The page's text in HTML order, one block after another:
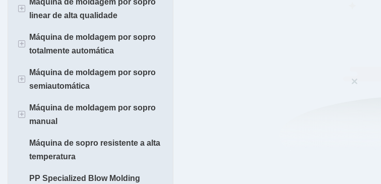
+
Máquina de moldagem por sopro
linear de alta qualidade
Máquina de Moldagem de Garrafas
de 700ml
Máquina de Moldagem de Garrafas
Plásticas de 1L
Máquina de Moldagem de Garrafas
Plásticas de 2L
Máquina de Moldagem de Garrafas
Plásticas de 5L
Máquina de Moldagem de Garrafas
+
Máquina de moldagem por sopro
totalmente automática
700ml
10-20L
+
Máquina de moldagem por sopro
semiautomática
Máquina sopradora para animais
de estimação de 2 cavidades
Máquina sopradora para animais
de estimação de cavidade única
+
Máquina de moldagem por sopro
manual
Máquina sopradora de potes para
animais de estimação
Máquina de sopro resistente a alta
temperatura
PP Specialized Blow Molding